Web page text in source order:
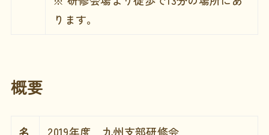
ります。
概要
名
2019年度 九州支部研修会